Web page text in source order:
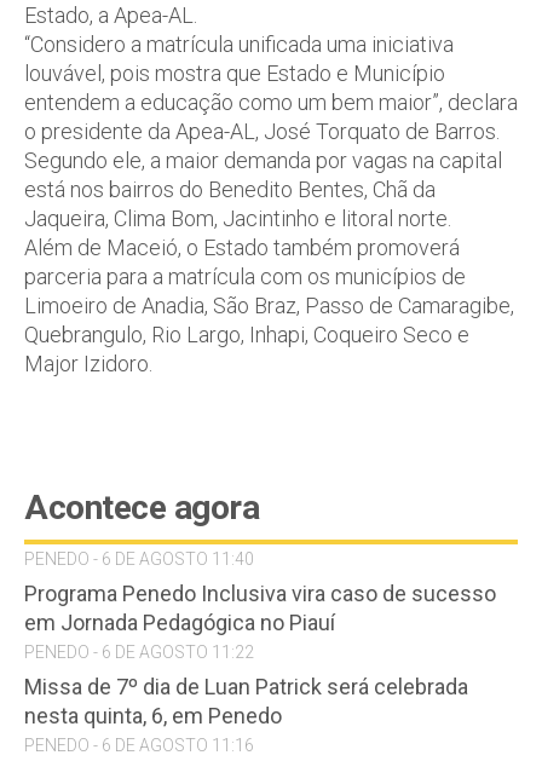
Estado, a Apea-AL.
“Considero a matrícula unificada uma iniciativa
louvável, pois mostra que Estado e Município
entendem a educação como um bem maior”, declara
o presidente da Apea-AL, José Torquato de Barros.
Segundo ele, a maior demanda por vagas na capital
está nos bairros do Benedito Bentes, Chã da
Jaqueira, Clima Bom, Jacintinho e litoral norte.
Além de Maceió, o Estado também promoverá
parceria para a matrícula com os municípios de
Limoeiro de Anadia, São Braz, Passo de Camaragibe,
Quebrangulo, Rio Largo, Inhapi, Coqueiro Seco e
Major Izidoro.
Acontece agora
PENEDO - 6 DE AGOSTO 11:40
Programa Penedo Inclusiva vira caso de sucesso
em Jornada Pedagógica no Piauí
PENEDO - 6 DE AGOSTO 11:22
Missa de 7º dia de Luan Patrick será celebrada
nesta quinta, 6, em Penedo
PENEDO - 6 DE AGOSTO 11:16